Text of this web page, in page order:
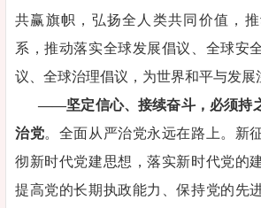
共赢旗帜，弘扬全人类共同价值，
系，推动落实全球发展倡议、全球安
议、全球治理倡议，为世界和平与发展
——坚定信心、接续奋斗，必须持
治党。全面从严治党永远在路上。新
彻新时代党建思想，落实新时代党的
提高党的长期执政能力、保持党的先